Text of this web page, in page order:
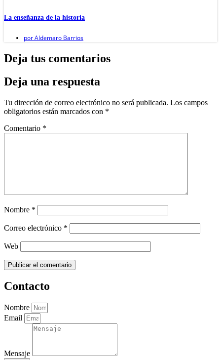
La enseñanza de la historia
porAldemaro Barrios
Deja tus comentarios
Deja una respuesta
Tu dirección de correo electrónico no será publicada. Los campos
obligatorios están marcados con *
Comentario *
Nombre *
Correo electrónico *
Web
Contacto
Nombre
Email
Mensaje